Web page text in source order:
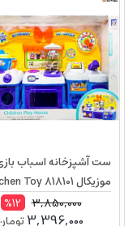
ست آشپزخانه اسباب
موزیکال Kitchen Toy 818101
3,850,000
%12
3,396,000